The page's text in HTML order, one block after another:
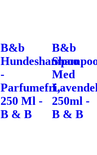
B&b
Hundeshampoo
-
Parfumefri,
250 Ml -
B & B
B&b
Med
250ml -
B & B